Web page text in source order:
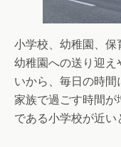
小学校、幼稚園、保
幼稚園への送り迎
いから、毎日の時間
家族で過ごす時間
である小学校が近い